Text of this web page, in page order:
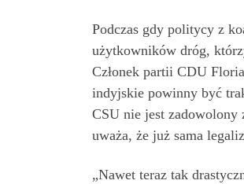
Podczas gdy politycy z
użytkowników dróg,
Członek partii CDU
indyjskie powinny być
CSU nie jest
uważa, że już sama
„Nawet teraz tak